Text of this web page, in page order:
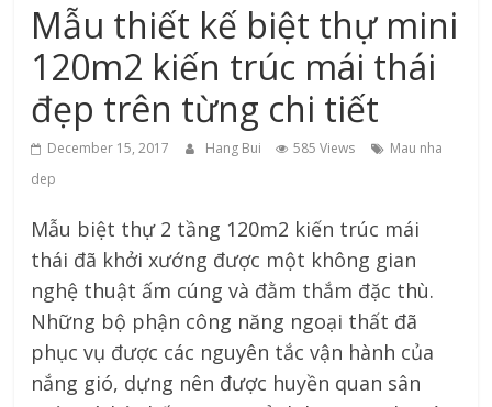
Mẫu thiết kế biệt thự mini
120m2 kiến trúc mái thái
đẹp trên từng chi tiết
December 15, 2017 Hang Bui 585 Views
Mau nha
dep
Mẫu biệt thự 2 tầng 120m2 kiến trúc mái
thái đã khởi xướng được một không gian
nghệ thuật ấm cúng và đằm thắm đặc thù.
Những bộ phận công năng ngoại thất đã
phục vụ được các nguyên tắc vận hành của
nắng gió, dựng nên được huyền quan sân